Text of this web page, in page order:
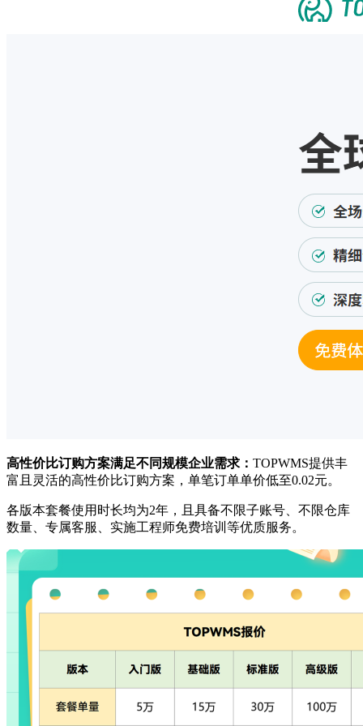
高性价比订购方案满足不同规模企业需求 ： TOPWMS提供丰
富且灵活的高性价比订购方案，单笔订单单价低至0.02元。
各版本套餐使用时长均为2年，且具备不限子账号、不限仓库
数量、专属客服、实施工程师免费培训等优质服务。